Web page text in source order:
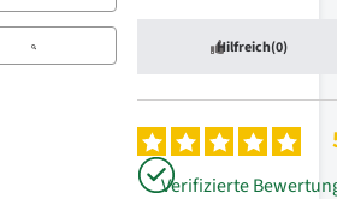
Hilfreich(0)
Verifizierte